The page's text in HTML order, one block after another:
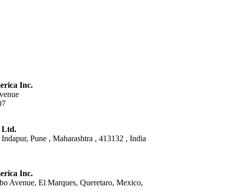
Inc.
Ltd.
Pune , Maharashtra , 413132 , India
Inc.
Avenue, El Marques, Queretaro, Mexico,